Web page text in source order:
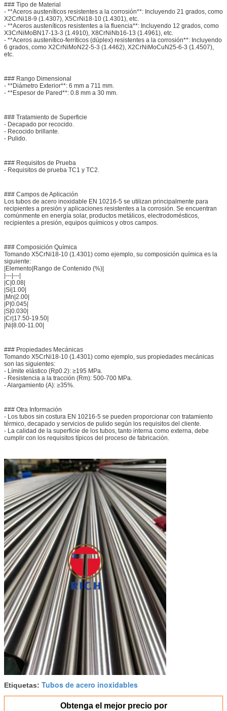
### Tipo de Material
- **Aceros austeníticos resistentes a la corrosión**: Incluyendo 21 grados, como
X2CrNi18-9 (1.4307), X5CrNi18-10 (1.4301), etc.
- **Aceros austeníticos resistentes a la fluencia**: Incluyendo 12 grados, como
X3CrNiMoBN17-13-3 (1.4910), X8CrNiNb16-13 (1.4961), etc.
- **Aceros austenítico-ferríticos (dúplex) resistentes a la corrosión**: Incluyendo
6 grados, como X2CrNiMoN22-5-3 (1.4462), X2CrNiMoCuN25-6-3 (1.4507),
etc.
### Rango Dimensional
- **Diámetro Exterior**: 6 mm a 711 mm.
- **Espesor de Pared**: 0.8 mm a 30 mm.
### Tratamiento de Superficie
- Decapado por recocido.
- Recocido brillante.
- Pulido.
### Requisitos de Prueba
- Requisitos de prueba TC1 y TC2.
### Campos de Aplicación
Los tubos de acero inoxidable EN 10216-5 se utilizan principalmente para
recipientes a presión y aplicaciones resistentes a la corrosión. Se encuentran
comúnmente en energía solar, productos metálicos, electrodomésticos,
recipientes a presión, equipos químicos y otros campos.
### Composición Química
Tomando X5CrNi18-10 (1.4301) como ejemplo, su composición química es la
siguiente:
|Elemento|Rango de Contenido (%)|
|---|---|
|C|0.08|
|Si|1.00|
|Mn|2.00|
|P|0.045|
|S|0.030|
|Cr|17.50-19.50|
|Ni|8.00-11.00|
### Propiedades Mecánicas
Tomando X5CrNi18-10 (1.4301) como ejemplo, sus propiedades mecánicas
son las siguientes:
- Límite elástico (Rp0.2): ≥195 MPa.
- Resistencia a la tracción (Rm): 500-700 MPa.
- Alargamiento (A): ≥35%.
### Otra Información
- Los tubos sin costura EN 10216-5 se pueden proporcionar con tratamiento
térmico, decapado y servicios de pulido según los requisitos del cliente.
- La calidad de la superficie de los tubos, tanto interna como externa, debe
cumplir con los requisitos típicos del proceso de fabricación.
Etiquetas: Tubos de acero inoxidables
Obtenga el mejor precio por